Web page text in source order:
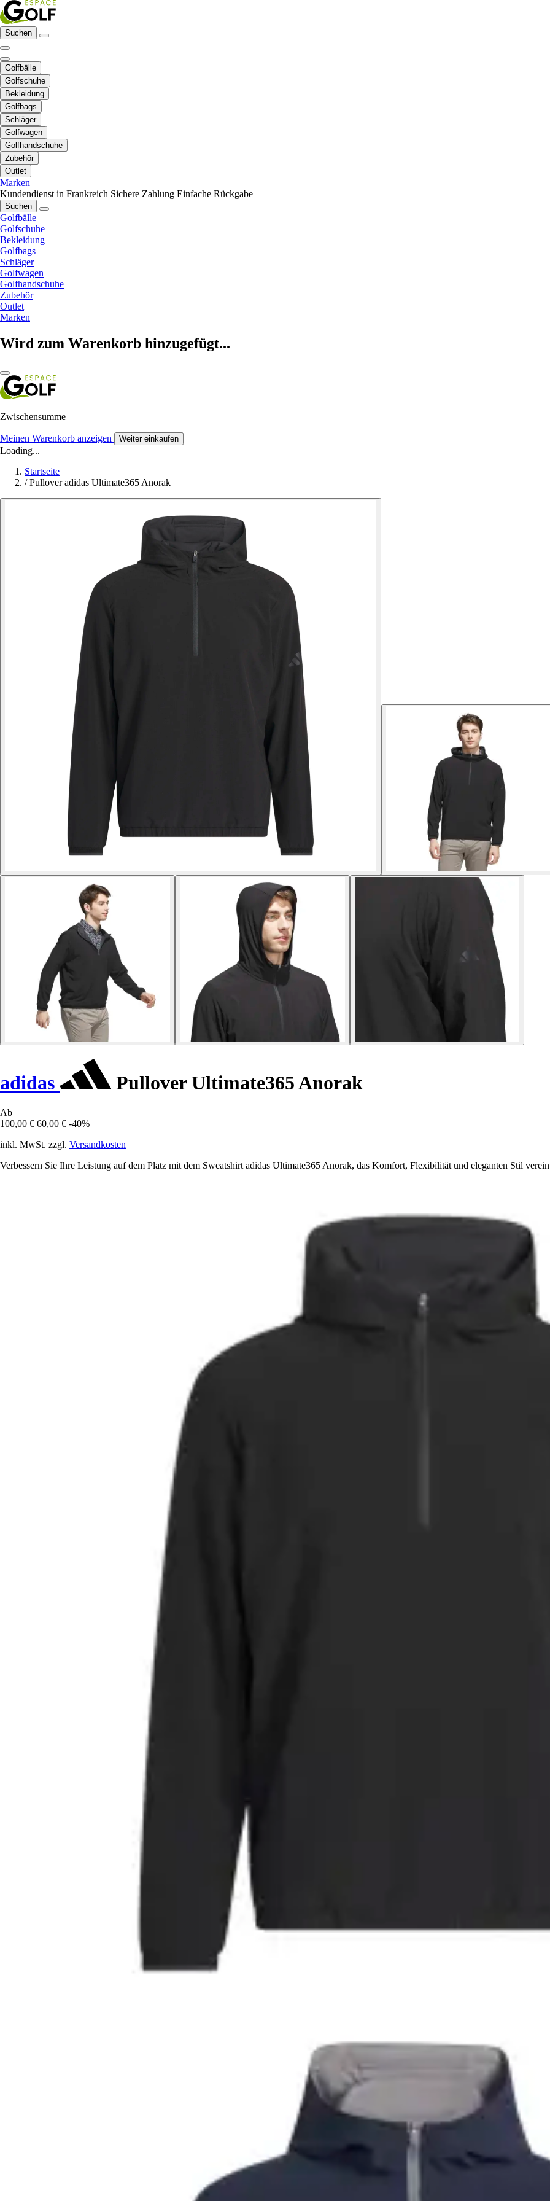
Suchen
Golfbälle
Golfschuhe
Bekleidung
Golfbags
Schläger
Golfwagen
Golfhandschuhe
Zubehör
Outlet
Marken
Kundendienst in Frankreich Sichere Zahlung Einfache Rückgabe
Suchen
Golfbälle
Golfschuhe
Bekleidung
Golfbags
Schläger
Golfwagen
Golfhandschuhe
Zubehör
Outlet
Marken
Wird zum Warenkorb hinzugefügt...
Zwischensumme
Meinen Warenkorb anzeigen Weiter einkaufen
Loading...
Startseite
/ Pullover adidas Ultimate365 Anorak
adidas Pullover Ultimate365 Anorak
Ab
100,00 € 60,00 € -40%
inkl. MwSt. zzgl. Versandkosten
Verbessern Sie Ihre Leistung auf dem Platz mit dem Sweatshirt adidas Ultimate365 Anorak, das Komfort, Flexibilität und eleganten Stil